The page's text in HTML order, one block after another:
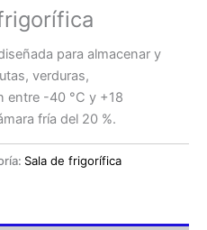
para almacenar y
verduras,
entre -40 °C y +18
fría del 20 %.
Sala de frigorífica